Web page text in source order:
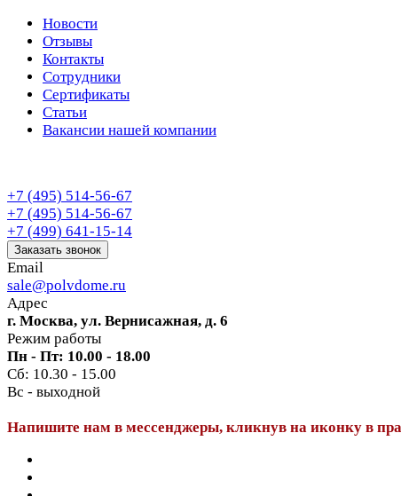
Новости
Отзывы
Контакты
Сотрудники
Сертификаты
Статьи
Вакансии нашей компании
+7 (495) 514-56-67
+7 (495) 514-56-67
+7 (499) 641-15-14
Заказать звонок
Email
sale@polvdome.ru
Адрес
г. Москва, ул. Вернисажная, д. 6
Режим работы
Пн - Пт: 10.00 - 18.00
Сб: 10.30 - 15.00
Вс - выходной
Напишите нам в мессенджеры, кликнув на иконку в